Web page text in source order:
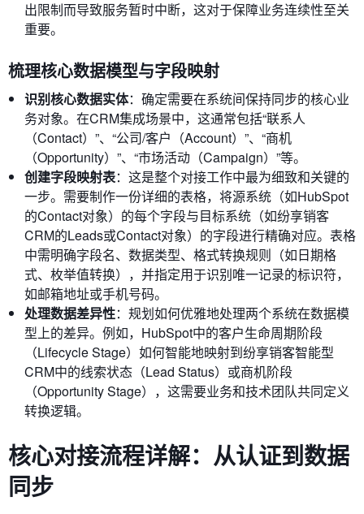
出限制而导致服务暂时中断，这对于保障业务连续性至关
重要。
梳理核心数据模型与字段映射
识别核心数据实体：确定需要在系统间保持同步的核心业
务对象。在CRM集成场景中，这通常包括“联系人
（Contact）”、“公司/客户（Account）”、“商机
（Opportunity）”、“市场活动（Campaign）”等。
创建字段映射表：这是整个对接工作中最为细致和关键的
一步。需要制作一份详细的表格，将源系统（如HubSpot
的Contact对象）的每个字段与目标系统（如纷享销客
CRM的Leads或Contact对象）的字段进行精确对应。表格
中需明确字段名、数据类型、格式转换规则（如日期格
式、枚举值转换），并指定用于识别唯一记录的标识符，
如邮箱地址或手机号码。
处理数据差异性：规划如何优雅地处理两个系统在数据模
型上的差异。例如，HubSpot中的客户生命周期阶段
（Lifecycle Stage）如何智能地映射到纷享销客智能型
CRM中的线索状态（Lead Status）或商机阶段
（Opportunity Stage），这需要业务和技术团队共同定义
转换逻辑。
核心对接流程详解：从认证到数据
同步